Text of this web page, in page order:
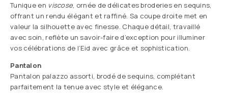
Tunique en viscose, ornée de délicates broderies en sequins,
offrant un rendu élégant et raffiné. Sa coupe droite met en
valeur la silhouette avec finesse. Chaque détail, travaillé
avec soin, reflète un savoir-faire d’exception pour illuminer
vos célébrations de l’Eid avec grâce et sophistication.
Pantalon
Pantalon palazzo assorti, brodé de sequins, complétant
parfaitement la tenue avec style et élégance.